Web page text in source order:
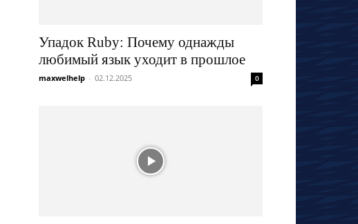
Упадок Ruby: Почему однажды
любимый язык уходит в прошлое
maxwelhelp - 02.12.2025 0